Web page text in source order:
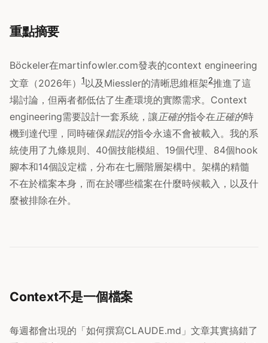
重點摘要
Böckeler在martinfowler.com發表的context engineering
文章（2026年）
1以及Miessler的清晰思維框架2推進了這
場討論，但兩者都低估了生產環境的實際需求。Context
engineering需要設計一套系統，讓 正確的指令在 正確的時
機到達代理，同時確保錯誤的指令永遠不會被載入。我的系
統使用了九條規則、40個技能模組、19個代理、84個hook
腳本和14個設定檔，分布在七層階層架構中。架構的精髓
不在於檔案本身，而在於哪些檔案在什麼時候載入，以及什
麼被排除在外。
Context不是一個檔案
每週都會出現的「如何撰寫CLAUDE.md」文章其實搞錯了